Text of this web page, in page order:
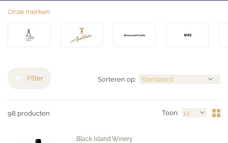
Onze merken
Filter
98 producten Toon:
Sorteren op:
Black Island Winery